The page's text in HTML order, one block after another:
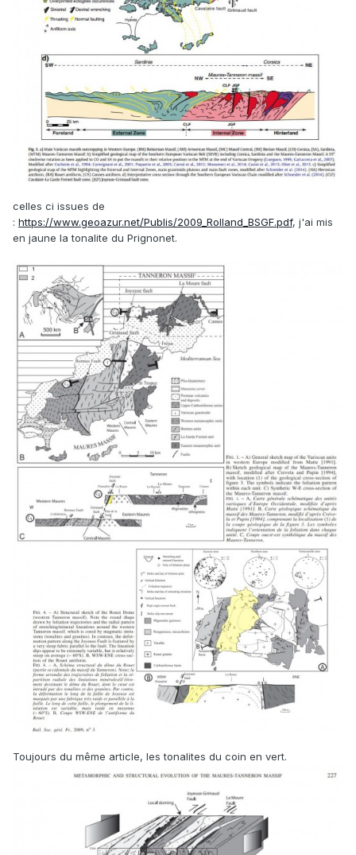
celles ci issues de
: https://www.geoazur.net/Publis/2009_Rolland_BSGF.pdf, j'ai mis
en jaune la tonalite du Prignonet.
Toujours du même article, les tonalites du coin en vert.